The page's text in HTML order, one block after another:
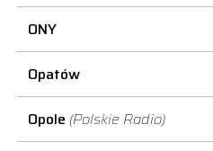
ONY
Opatów
Opole (Polskie Radio)